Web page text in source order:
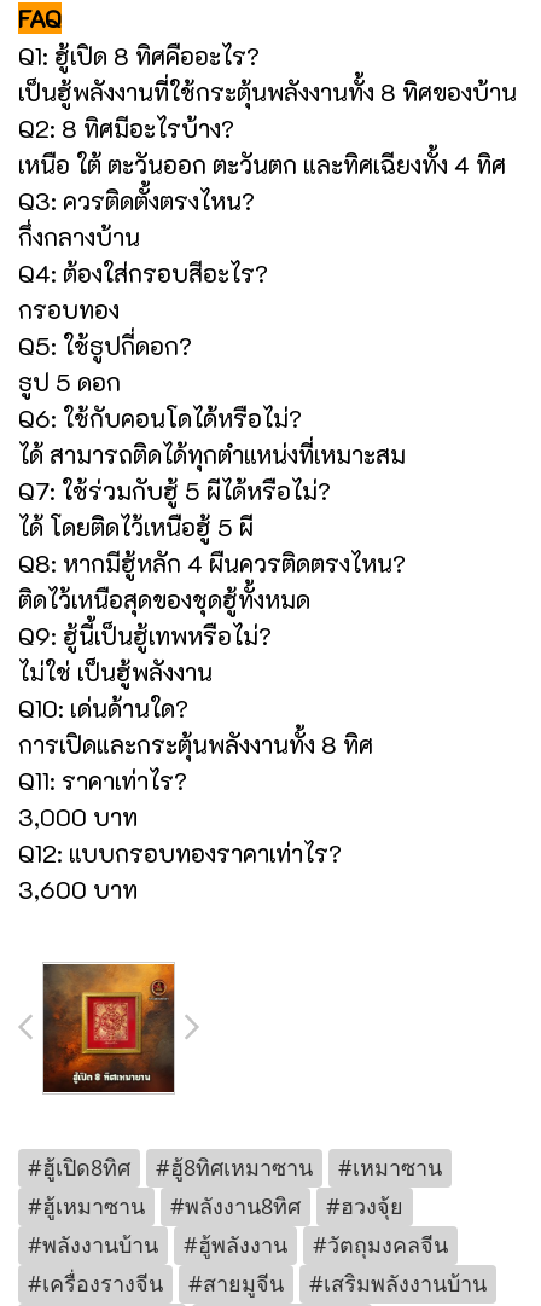
FAQ
Q1: ฮู้เปิด 8 ทิศคืออะไร?
เป็นฮู้พลังงานที่ใช้กระตุ้นพลังงานทั้ง 8 ทิศของบ้าน
Q2: 8 ทิศมีอะไรบ้าง?
เหนือ ใต้ ตะวันออก ตะวันตก และทิศเฉียงทั้ง 4 ทิศ
Q3: ควรติดตั้งตรงไหน?
กึ่งกลางบ้าน
Q4: ต้องใส่กรอบสีอะไร?
กรอบทอง
Q5: ใช้ธูปกี่ดอก?
ธูป 5 ดอก
Q6: ใช้กับคอนโดได้หรือไม่?
ได้ สามารถติดได้ทุกตำแหน่งที่เหมาะสม
Q7: ใช้ร่วมกับฮู้ 5 ผีได้หรือไม่?
ได้ โดยติดไว้เหนือฮู้ 5 ผี
Q8: หากมีฮู้หลัก 4 ผืนควรติดตรงไหน?
ติดไว้เหนือสุดของชุดฮู้ทั้งหมด
Q9: ฮู้นี้เป็นฮู้เทพหรือไม่?
ไม่ใช่ เป็นฮู้พลังงาน
Q10: เด่นด้านใด?
การเปิดและกระตุ้นพลังงานทั้ง 8 ทิศ
Q11: ราคาเท่าไร?
3,000 บาท
Q12: แบบกรอบทองราคาเท่าไร?
3,600 บาท
#ฮู้เปิด8ทิศ #ฮู้8ทิศเหมาซาน
#เหมาซาน
#ฮู้เหมาซาน
#พลังงาน8ทิศ
#ฮวงจุ้ย
#พลังงานบ้าน
#ฮู้พลังงาน
#วัตถุมงคลจีน
#เครื่องรางจีน
#สายมูจีน
#เสริมพลังงานบ้าน